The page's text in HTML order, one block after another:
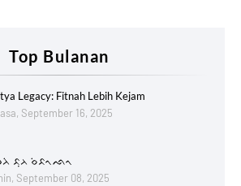
Top Bulanan
Legacy: Fitnah Lebih Kejam
September 16, 2025
ᨅᨘᨂ ᨔᨗᨅᨚᨒᨚ
September 08, 2025